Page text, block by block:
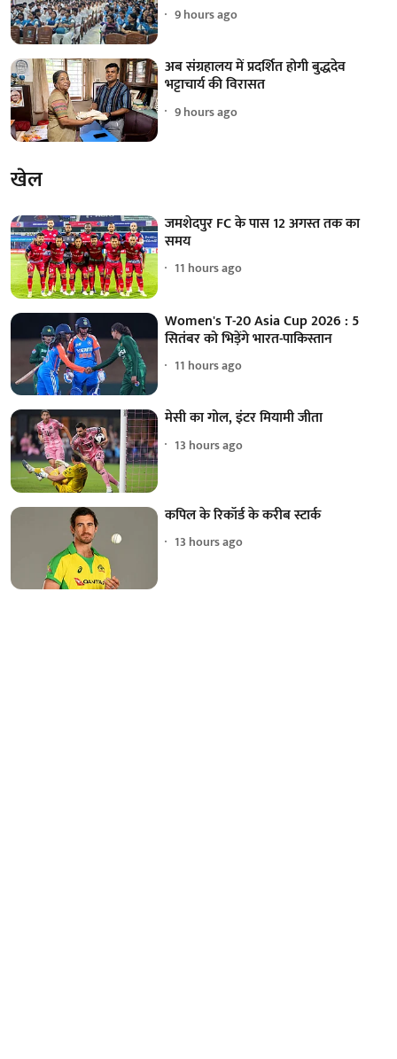
9 hours ago
अब संग्रहालय में प्रदर्शित होगी बुद्धदेव
भट्टाचार्य की विरासत
9 hours ago
खेल
जमशेदपुर FC के पास 12 अगस्त तक का
समय
11 hours ago
Women's T-20 Asia Cup 2026 : 5
सितंबर को भिड़ेंगे भारत-पाकिस्तान
11 hours ago
मेसी का गोल, इंटर मियामी जीता
13 hours ago
कपिल के रिकॉर्ड के करीब स्टार्क
13 hours ago